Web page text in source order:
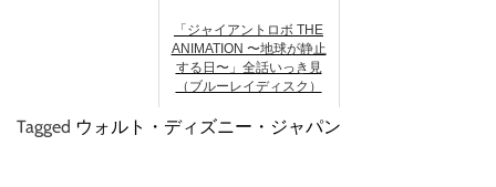
「ジャイアントロボ THE
ANIMATION 〜地球が静止
する日〜」全話いっき見
（ブルーレイディスク）
Tagged ウォルト・ディズニー・ジャパン